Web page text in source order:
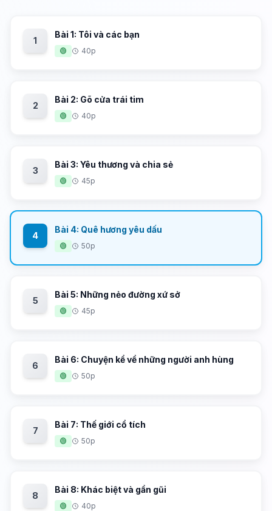
1
Bài 1: Tôi và các bạn
🟢 40p
2
Bài 2: Gõ cửa trái tim
🟢 40p
3
Bài 3: Yêu thương và chia sẻ
🟢 45p
4
Bài 4: Quê hương yêu dấu
🟢 50p
5
Bài 5: Những nẻo đường xứ sở
🟢 45p
6
Bài 6: Chuyện kể về những người anh hùng
🟢 50p
7
Bài 7: Thế giới cổ tích
🟢 50p
8
Bài 8: Khác biệt và gần gũi
🟢 40p